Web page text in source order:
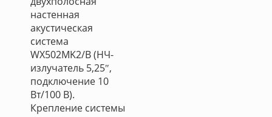
настенная
акустическая
система
WX502MK2/B (НЧ-
излучатель 5,25″,
подключение 10
Вт/100 В).
Крепление системы